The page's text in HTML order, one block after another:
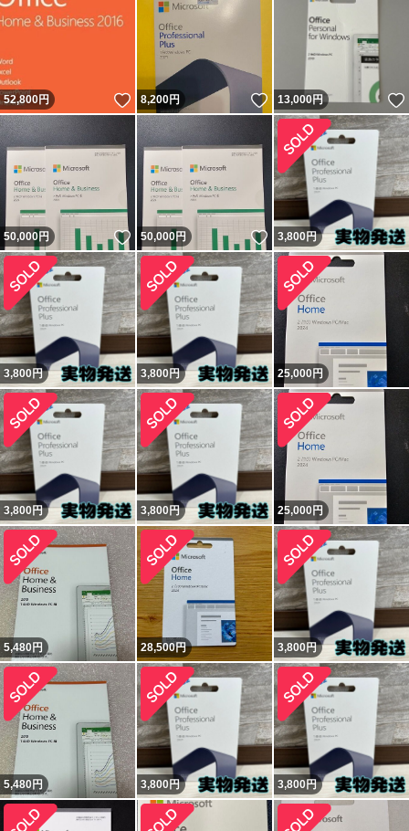
52,800円 いいね！
8,200円 いいね！
13,000円
50,000円 いいね！
50,000円 いいね！
3,800円
3,800円 3,800円 25,000円
3,800円 3,800円 25,000円
5,480円 28,500円 3,800円
5,480円 3,800円 3,800円